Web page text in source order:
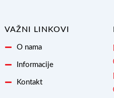
VAŽNI LINKOVI
O nama
Informacije
Kontakt